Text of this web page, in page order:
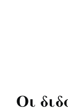
Οι